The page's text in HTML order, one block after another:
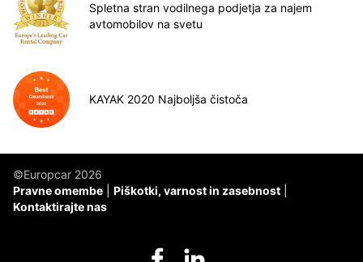
Spletna stran vodilnega podjetja za najem
avtomobilov na svetu
KAYAK 2020 Najboljša čistoča
©Europcar 2026
Pravne omembe
Piškotki, varnost in zasebnost
Kontaktirajte nas